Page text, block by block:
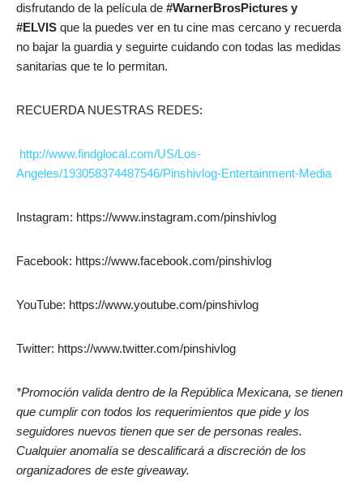
disfrutando de la película de #WarnerBrosPictures y
#ELVIS que la puedes ver en tu cine mas cercano y recuerda
no bajar la guardia y seguirte cuidando con todas las medidas
sanitarias que te lo permitan.
RECUERDA NUESTRAS REDES:
http://www.findglocal.com/US/Los-
Angeles/193058374487546/Pinshivlog-Entertainment-Media
Instagram: https://www.instagram.com/pinshivlog
Facebook: https://www.facebook.com/pinshivlog
YouTube: https://www.youtube.com/pinshivlog
Twitter: https://www.twitter.com/pinshivlog
*Promoción valida dentro de la República Mexicana, se tienen
que cumplir con todos los requerimientos que pide y los
seguidores nuevos tienen que ser de personas reales.
Cualquier anomalía se descalificará a discreción de los
organizadores de este giveaway.